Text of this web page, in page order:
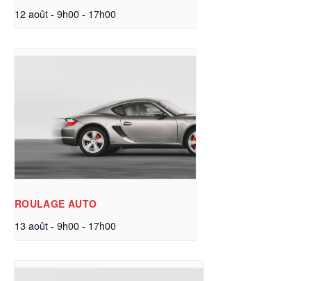
12 août - 9h00- 17h00
ROULAGE AUTO
13 août - 9h00- 17h00